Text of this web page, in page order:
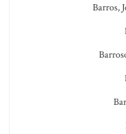
Barros,